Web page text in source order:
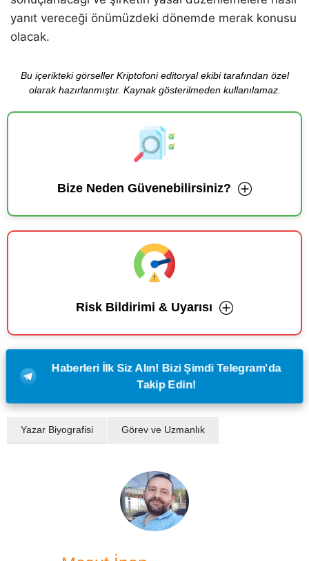
yanıt vereceği önümüzdeki dönemde merak konusu
olacak.
Bu içerikteki görseller Kriptofoni editoryal ekibi tarafından özel
olarak hazırlanmıştır. Kaynak gösterilmeden kullanılamaz.
Bize Neden Güvenebilirsiniz?
Risk Bildirimi & Uyarısı
Haberleri İlk Siz Alın! Bizi Şimdi Telegram'da
Takip Edin!
Yazar Biyografisi Görev ve Uzmanlık